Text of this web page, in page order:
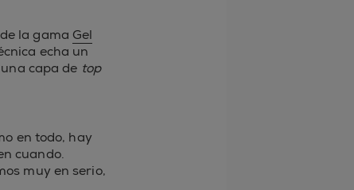
la gama Gel
echa un
capa de top
en todo, hay
cuando.
muy en serio,